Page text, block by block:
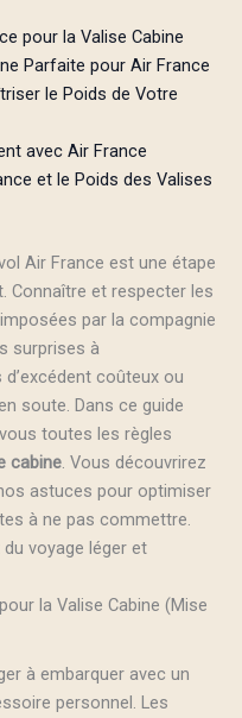
pour la Valise Cabine
Parfaite pour Air France
le Poids de Votre
avec Air France
et le Poids des Valises
Air France est une étape
Connaître et respecter les
par la compagnie
surprises à
coûteux ou
soute. Dans ce guide
toutes les règles
cabine . Vous découvrirez
astuces pour optimiser
à ne pas commettre.
voyage léger et
la Valise Cabine (Mise
à embarquer avec un
personnel. Les